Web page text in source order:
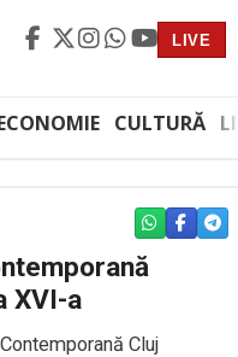
LIVE
CULTURĂ
WHATSAPP
XVI-a
Cluj